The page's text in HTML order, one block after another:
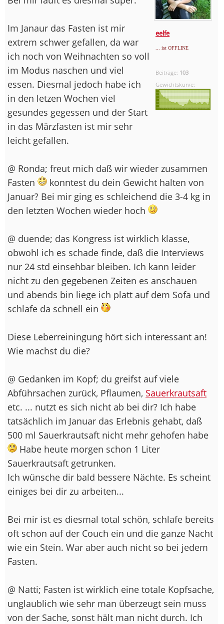
eelfe
... ist OFFLINE
Beiträge: 103
Gewichtskurve:
Im Janaur das Fasten ist mir
extrem schwer gefallen, da war
ich noch von Weihnachten so voll
im Modus naschen und viel
essen. Diesmal jedoch habe ich
in den letzen Wochen viel
gesundes gegessen und der Start
in das Märzfasten ist mir sehr
leicht gefallen.
@ Ronda; freut mich daß wir wieder zusammen
Fasten
konntest du dein Gewicht halten von
Januar? Bei mir ging es schleichend die 3-4 kg in
den letzten Wochen wieder hoch
@ duende; das Kongress ist wirklich klasse,
obwohl ich es schade finde, daß die Interviews
nur 24 std einsehbar bleiben. Ich kann leider
nicht zu den gegebenen Zeiten es anschauen
und abends bin liege ich platt auf dem Sofa und
schlafe da schnell ein
Diese Leberreiningung hört sich interessant an!
Wie machst du die?
@ Gedanken im Kopf; du greifst auf viele
Abführsachen zurück, Pflaumen, Sauerkrautsaft
etc. ... nutzt es sich nicht ab bei dir? Ich habe
tatsächlich im Januar das Erlebnis gehabt, daß
500 ml Sauerkrautsaft nicht mehr gehofen habe
Habe heute morgen schon 1 Liter
Sauerkrautsaft getrunken.
Ich wünsche dir bald bessere Nächte. Es scheint
einiges bei dir zu arbeiten...
Bei mir ist es diesmal total schön, schlafe bereits
oft schon auf der Couch ein und die ganze Nacht
wie ein Stein. War aber auch nicht so bei jedem
Fasten.
@ Natti; Fasten ist wirklich eine totale Kopfsache,
unglaublich wie sehr man überzeugt sein muss
von der Sache, sonst hält man nicht durch. Ich